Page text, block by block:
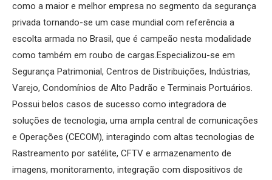
como a maior e melhor empresa no segmento da segurança
privada tornando-se um case mundial com referência a
escolta armada no Brasil, que é campeão nesta modalidade
como também em roubo de cargas.Especializou-se em
Segurança Patrimonial, Centros de Distribuições, Indústrias,
Varejo, Condomínios de Alto Padrão e Terminais Portuários.
Possui belos casos de sucesso como integradora de
soluções de tecnologia, uma ampla central de comunicações
e Operações (CECOM), interagindo com altas tecnologias de
Rastreamento por satélite, CFTV e armazenamento de
imagens, monitoramento, integração com dispositivos de